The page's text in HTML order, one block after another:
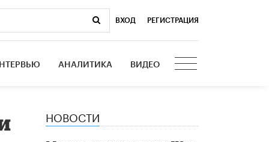
ВХОД РЕГИСТРАЦИЯ
АНАЛИТИКА ВИДЕО
НОВОСТИ